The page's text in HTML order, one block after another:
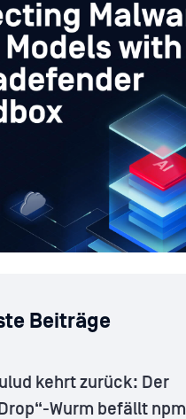
Beiträge
kehrt zurück: Der
Wurm befällt npm